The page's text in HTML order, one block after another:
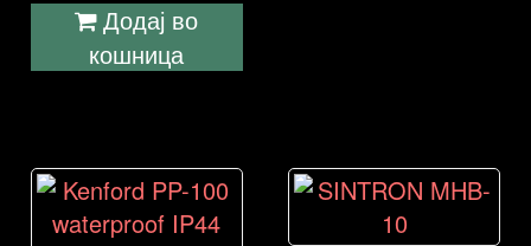
Додај во
кошница